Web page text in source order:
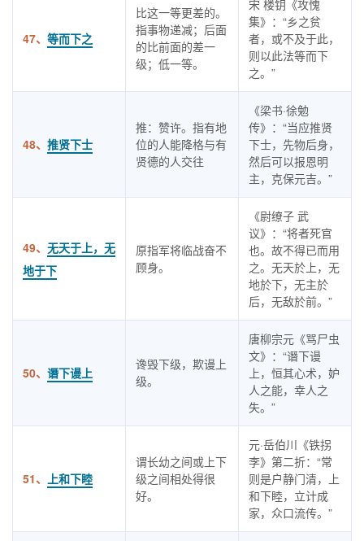
47、 等而下之
比这一等更差的。
指事物递减；后面
的比前面的差一
级；低一等。
宋 楼钥《攻愧
集》：“乡之贫
者，或不及于此，
则以此法等而下
之。”
48、 推贤下士
推：赞许。指有地
位的人能降格与有
贤德的人交往
《梁书·徐勉
传》：“当应推贤
下士，先物后身，
然后可以报恩明
主，克保元吉。”
49、 无天于上，无
地于下
原指军将临战奋不
顾身。
《尉缭子 武
议》：“将者死官
也。故不得已而用
之。无天於上，无
地於下，无主於
后，无敌於前。”
50、 谮下谩上
谗毁下级，欺谩上
级。
唐柳宗元《骂尸虫
文》：“谮下谩
上，恒其心术，妒
人之能，幸人之
失。”
51、 上和下睦
谓长幼之间或上下
级之间相处得很
好。
元·岳伯川《铁拐
李》第二折：“常
则是户静门清，上
和下睦，立计成
家，众口流传。”